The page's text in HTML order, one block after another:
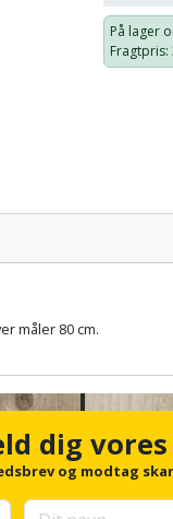
På lager
Fragtpris:
måler 80 cm.
dig
og modtag